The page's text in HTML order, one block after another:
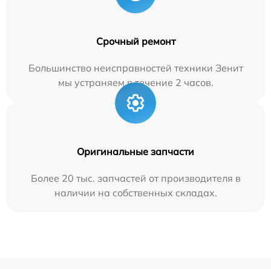
Срочный ремонт
Большинство неисправностей техники Зенит
мы устраняем в течение 2 часов.
Оригинальные запчасти
Более 20 тыс. запчастей от производителя в
наличии на собственных складах.